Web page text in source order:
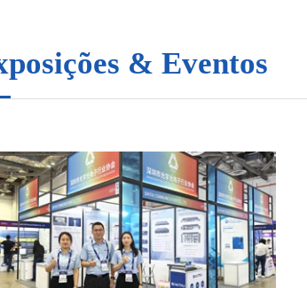
& Eventos